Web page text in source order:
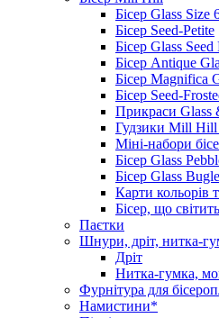
Бісер Glass Size
Бісер Seed-Petite
Бісер Glass Seed
Бісер Antique
Бісер Magnifica
Бісер Seed-
Прикраси Glass
Гудзики Mill Hill
Міні-набори
Бісер Glass
Бісер Glass
Карти кольорів
Бісер, що
Паєтки
Шнури, дріт, нитка-
Дріт
Нитка-гумка,
Фурнітура для
Намистини*